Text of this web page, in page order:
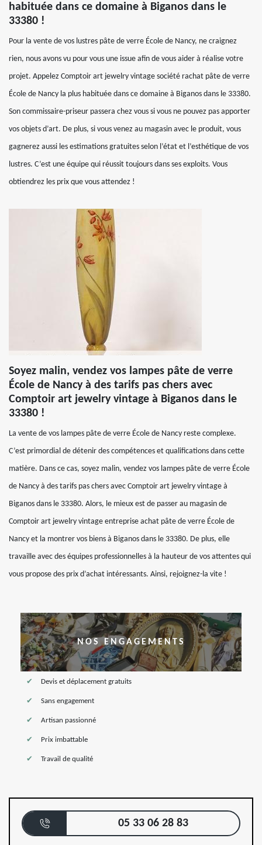
habituée dans ce domaine à Biganos dans le
33380 !
Pour la vente de vos lustres pâte de verre École de Nancy, ne craignez
rien, nous avons vu pour vous une issue afin de vous aider à réalise votre
projet. Appelez Comptoir art jewelry vintage société rachat pâte de verre
École de Nancy la plus habituée dans ce domaine à Biganos dans le 33380.
Son commissaire-priseur passera chez vous si vous ne pouvez pas apporter
vos objets d’art. De plus, si vous venez au magasin avec le produit, vous
gagnerez aussi les estimations gratuites selon l’état et l’esthétique de vos
lustres. C’est une équipe qui réussit toujours dans ses exploits. Vous
obtiendrez les prix que vous attendez !
Soyez malin, vendez vos lampes pâte de verre
École de Nancy à des tarifs pas chers avec
Comptoir art jewelry vintage à Biganos dans le
33380 !
La vente de vos lampes pâte de verre École de Nancy reste complexe.
C’est primordial de détenir des compétences et qualifications dans cette
matière. Dans ce cas, soyez malin, vendez vos lampes pâte de verre École
de Nancy à des tarifs pas chers avec Comptoir art jewelry vintage à
Biganos dans le 33380. Alors, le mieux est de passer au magasin de
Comptoir art jewelry vintage entreprise achat pâte de verre École de
Nancy et la montrer vos biens à Biganos dans le 33380. De plus, elle
travaille avec des équipes professionnelles à la hauteur de vos attentes qui
vous propose des prix d’achat intéressants. Ainsi, rejoignez-la vite !
NOS ENGAGEMENTS
Devis et déplacement gratuits
Sans engagement
Artisan passionné
Prix imbattable
Travail de qualité
05 33 06 28 83